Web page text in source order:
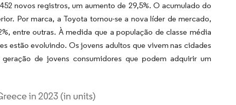
novos registros, um aumento de 29,5%. O acumulado do
Por marca, a Toyota tornou-se a nova líder de mercado,
entre outras. À medida que a população de classe média
estão evoluindo. Os jovens adultos que vivem nas cidades
de jovens consumidores que podem adquirir um